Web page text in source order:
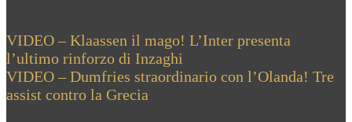
Navigazione
articoli
Previous
Post:
VIDEO – Klaassen il mago! L’Inter presenta
l’ultimo rinforzo di Inzaghi
Next
Post:
VIDEO – Dumfries straordinario con l’Olanda! Tre
assist contro la Grecia